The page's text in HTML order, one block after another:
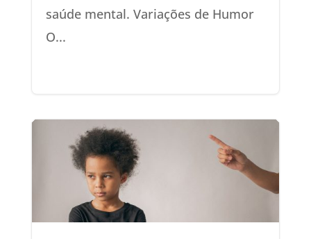
saúde mental. Variações de Humor
O...